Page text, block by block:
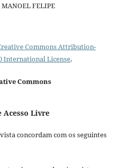
FELIPE
Commons Attribution-
International License.
Commons
Acesso Livre
concordam com os seguintes